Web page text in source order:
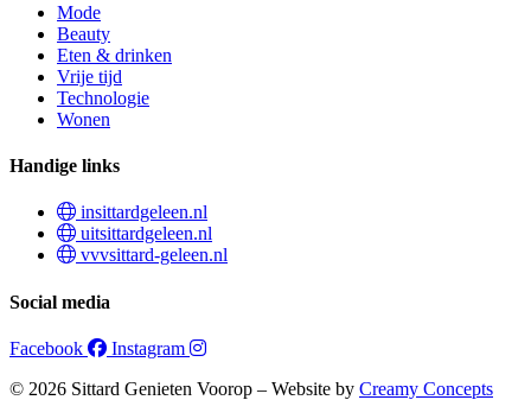
Mode
Beauty
Eten & drinken
Vrije tijd
Technologie
Wonen
Handige links
insittardgeleen.nl
uitsittardgeleen.nl
vvvsittard-geleen.nl
Social media
Facebook
Instagram
© 2026 Sittard Genieten Voorop – Website by Creamy Concepts